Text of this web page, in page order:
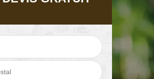
33
Artisan paysagiste
33